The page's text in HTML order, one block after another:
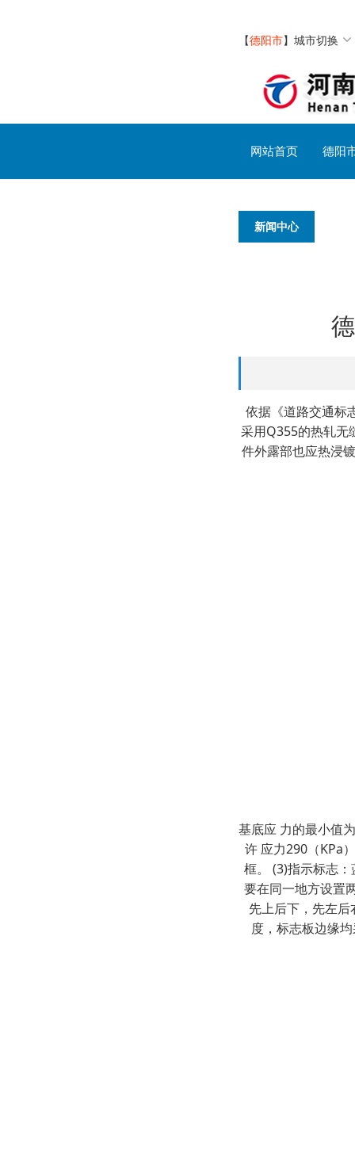
【德阳市】 城市切换
网站首页 德阳
新闻中心
依据《道路交通标
采用Q355的热轧无
件外露部也应热浸
基底应 力的最小值
许 应力290（KPa
框。 (3)指示标志
要在同一地方设置
先上后下，先左
度，标志板边缘